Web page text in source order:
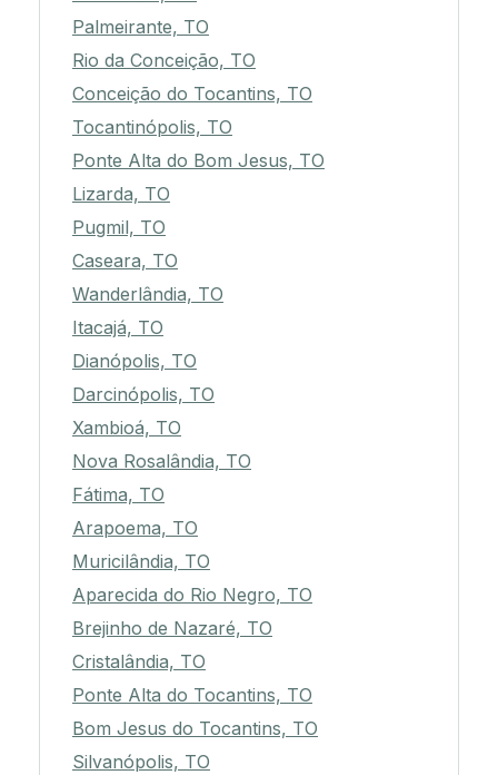
Palmeirante, TO
Rio da Conceição, TO
Conceição do Tocantins, TO
Tocantinópolis, TO
Ponte Alta do Bom Jesus, TO
Lizarda, TO
Pugmil, TO
Caseara, TO
Wanderlândia, TO
Itacajá, TO
Dianópolis, TO
Darcinópolis, TO
Xambioá, TO
Nova Rosalândia, TO
Fátima, TO
Arapoema, TO
Muricilândia, TO
Aparecida do Rio Negro, TO
Brejinho de Nazaré, TO
Cristalândia, TO
Ponte Alta do Tocantins, TO
Bom Jesus do Tocantins, TO
Silvanópolis, TO